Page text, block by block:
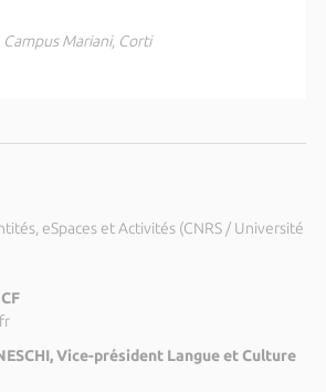
Campus Mariani, Corti
eSpaces et Activités (CNRS / Université
Vice-président Langue et Culture